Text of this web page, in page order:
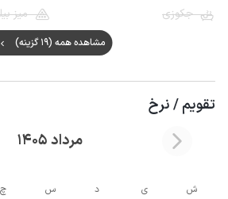
جکوزی
میز
مشاهده همه (19 گزینه)
تقویم / نرخ
مرداد 1405
ش ی د س چ